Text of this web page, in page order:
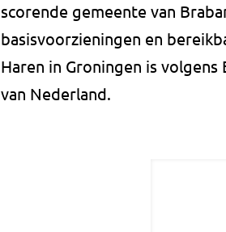
scorende gemeente van
basisvoorzieningen en
Haren in Groningen is
van Nederland.